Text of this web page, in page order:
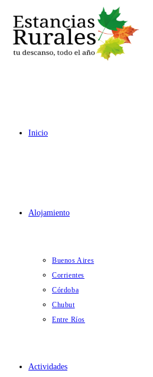
contenido
Inicio
Alojamiento
Buenos Aires
Corrientes
Córdoba
Chubut
Entre Ríos
Actividades